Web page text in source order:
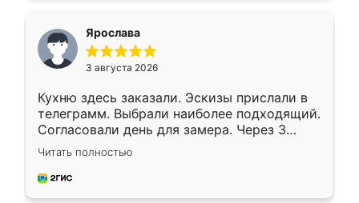
Ярослава
3 августа 2026
Кухню здесь заказали. Эскизы прислали в
телеграмм. Выбрали наиболее подходящий.
Согласовали день для замера. Через 3
недели кухня была уже готова. Остались
довольны работой. Спасибо Ренессанс
мебель за качественную работу!
Читать полностью